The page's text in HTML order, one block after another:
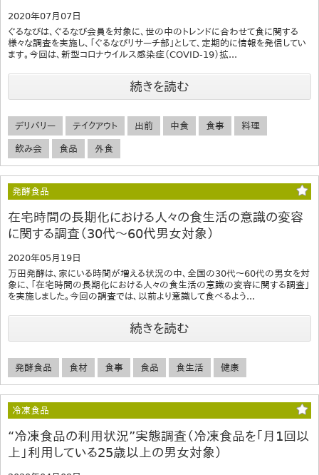
2020年07月07日
ぐるなびは、ぐるなび会員を対象に、世の中のトレンドに合わせて食に関する
様々な調査を実施し、「ぐるなびリサーチ部」として、定期的に情報を発信してい
ます。今回は、新型コロナウイルス感染症（COVID-19）拡...
続きを読む
デリバリー テイクアウト 出前 中食 食事 料理
飲み会 食品 外食
発酵食品
在宅時間の長期化における人々の食生活の意識の変容
に関する調査（30代～60代男女対象）
2020年05月19日
万田発酵は、家にいる時間が増える状況の中、全国の30代～60代の男女を対
象に、「在宅時間の長期化における人々の食生活の意識の変容に関する調査」
を実施しました。今回の調査では、以前より意識して食べるよう...
続きを読む
発酵食品 食材 食事 食品 食生活 健康
冷凍食品
“冷凍食品の利用状況”実態調査（冷凍食品を「月1回以
上」利用している25歳以上の男女対象）